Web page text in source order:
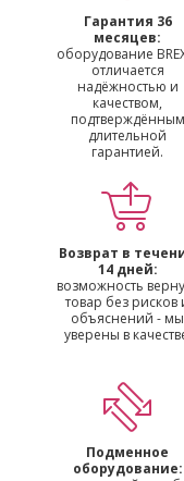
Гарантия 36
месяцев:
оборудование
отличается
надёжностью и
качеством,
подтверждённым
длительной
гарантией.
Возврат в
14 дней:
возможность
товар без рисков
объяснений - мы
уверены в
Подменное
оборудование: